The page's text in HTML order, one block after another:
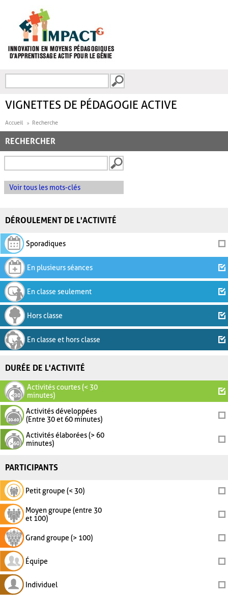
FORMULAIRE DE
VIGNETTES DE PÉDAGOGIE ACTIVE
Accueil Recherche
RECHERCHER
Voir tous les mots-clés
DÉROULEMENT DE L'ACTIVITÉ
Sporadiques
En plusieurs séances
En classe seulement
Hors classe
En classe et hors classe
DURÉE DE L'ACTIVITÉ
Activités courtes (< 30
minutes)
Activités développées
(Entre 30 et 60 minutes)
Activités élaborées (> 60
minutes)
PARTICIPANTS
Petit groupe (< 30)
Moyen groupe (entre 30
et 100)
Grand groupe (> 100)
Équipe
Individuel